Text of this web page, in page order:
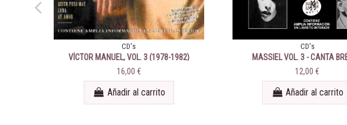
CD's
VÍCTOR MANUEL, VOL. 3 (1978-1982)
16,00 €
Añadir al carrito
CD's
MASSIEL VOL. 3 - CANTA
12,00 €
Añadir al carrito